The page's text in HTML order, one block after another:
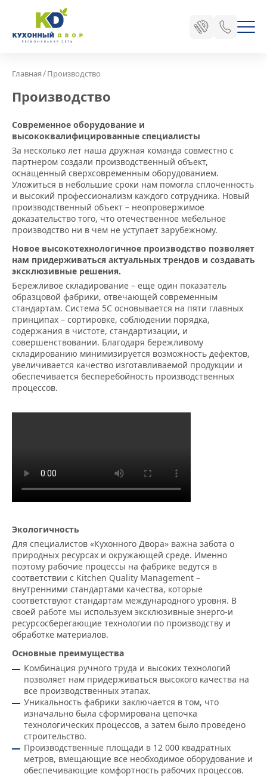
Главная/Производство
Производство
Современное оборудование и
высококвалифицированные специалисты
За несколько лет наша дружная команда совместно с
партнером создали производственный объект,
оснащенный сверхсовременным оборудованием.
Уложиться в небольшие сроки нам помогла сплоченность
и высокий профессионализм каждого сотрудника. Новый
производственный объект – неопровержимое
доказательство того, что отечественное мебельное
производство ни в чем не уступает зарубежному.
Новое высокотехнологичное производство позволяет
нам придерживаться актуальных трендов и создавать
эксклюзивные решения.
Бережливое складирование – еще один показатель
образцовой фабрики, отвечающей современным
стандартам. Система 5С основывается на пяти главных
принципах – сортировке, соблюдении порядка,
содержания в чистоте, стандартизации, и
совершенствовании. Благодаря бережливому
складированию минимизируется возможность дефектов,
увеличивается качество изготавливаемой продукции и
обеспечивается бесперебойность производственных
процессов.
Экологичность
Для специалистов «Кухонного Двора» важна забота о
природных ресурсах и окружающей среде. Именно
поэтому рабочие процессы на фабрике ведутся в
соответствии с Kitchen Quality Management –
внутренними стандартами качества, которые
соответствуют стандартам международного уровня. В
своей работе мы используем эксклюзивные энерго-и
ресурсосберегающие технологии по производству и
обработке материалов.
Основные преимущества
Комбинация ручного труда и высоких технологий
позволяет нам придерживаться высокого качества на
все производственных этапах.
Уникальность фабрики заключается в том, что
изначально была сформирована цепочка
технологических процессов, а затем было проведено
строительство.
Производственные площади в 12 000 квадратных
метров, вмещающие все необходимое оборудование и
обеспечивающие комфортность рабочих процессов.